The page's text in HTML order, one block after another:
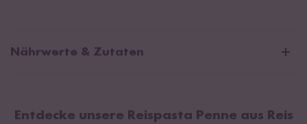
Nährwerte & Zutaten
Entdecke unsere Reispasta Penne aus Reis